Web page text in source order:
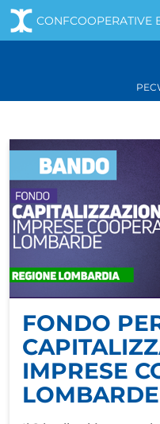
PEC
Navigazione
CONFCOOPERATIVE
FONDO
IMPRESE
LOMBARDE